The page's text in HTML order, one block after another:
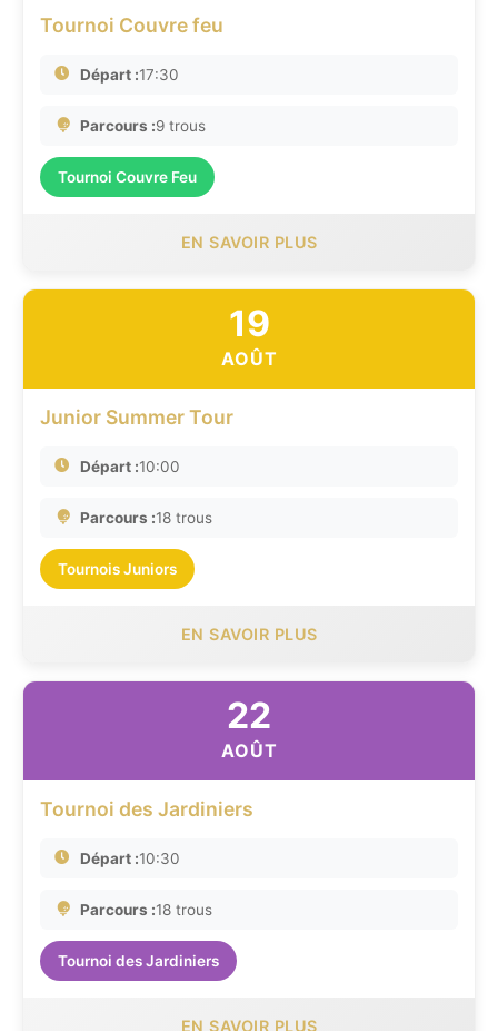
Tournoi Couvre feu
Départ :17:30
Parcours :9 trous
Tournoi Couvre Feu
EN SAVOIR PLUS
19
AOÛT
Junior Summer Tour
Départ :10:00
Parcours :18 trous
Tournois Juniors
EN SAVOIR PLUS
22
AOÛT
Tournoi des Jardiniers
Départ :10:30
Parcours :18 trous
Tournoi des Jardiniers
EN SAVOIR PLUS